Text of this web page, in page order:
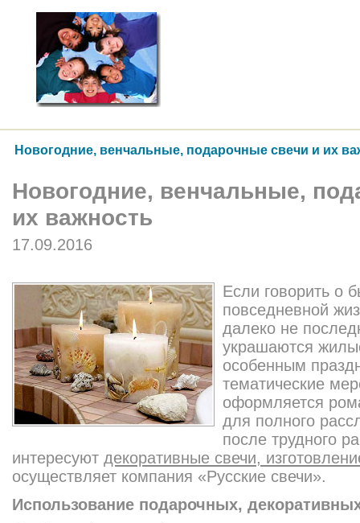
Новогодние, венчальные, подарочные свечи и их
Новогодние, венчальные,
их важность
17.09.2016
Если говорить о
повседневной
далеко не
украшаются
особенным
тематические
оформляется
для полного
после трудного
интересуют декоративные свечи,
осуществляет компания «Русские свечи».
Использование подарочных,